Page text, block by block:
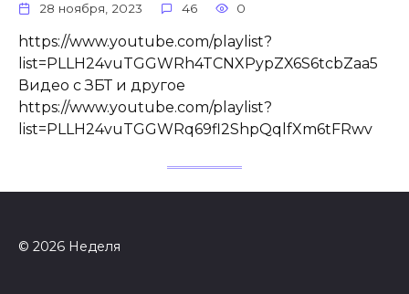
28 ноября, 2023 46 0
https://www.youtube.com/playlist?
list=PLLH24vuTGGWRh4TCNXPypZX6S6tcbZaa5
Видео с ЗБТ и другое
https://www.youtube.com/playlist?
list=PLLH24vuTGGWRq69fl2ShpQqlfXm6tFRwv
© 2026 Неделя